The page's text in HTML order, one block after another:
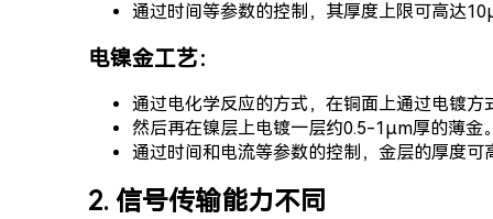
通过时间等参数的控制，其厚度上限可高达
电镍金工艺：
通过电化学反应的方式，在铜面上通过电镀
然后再在镍层上电镀一层约0.5-1μm厚的薄金
通过时间和电流等参数的控制，金层的厚度可
2. 信号传输能力不同